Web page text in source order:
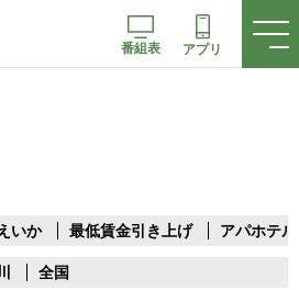
番組表 アプリ
いか 最低賃金引き上げ アパホテル
全国